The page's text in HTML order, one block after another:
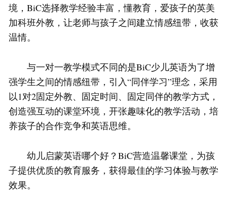
境，BiC选择教学经验丰富，懂教育，爱孩子的英美
加科班外教，让老师与孩子之间建立情感纽带，收获
温情。
与一对一教学模式不同的是BiC少儿英语为了增
强学生之间的情感纽带，引入“同伴学习”理念，采用
以1对2固定外教、固定时间、固定同伴的教学方式，
创造强互动的课堂环境，开张趣味化的教学活动，培
养孩子的合作竞争和英语思维。
幼儿启蒙英语哪个好？BiC营造温馨课堂，为孩
子提供优质的教育服务，获得最佳的学习体验与教学
效果。